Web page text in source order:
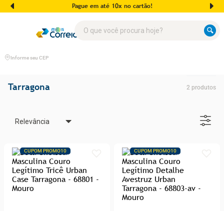
Pague em até 10x no cartão!
Informe seu CEP
Tarragona 2 produtos
Relevância
CUPOM PROMO10 CUPOM PROMO10